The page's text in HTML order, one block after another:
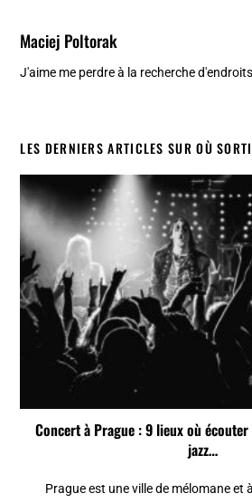
Maciej Poltorak
J'aime me perdre à la recherche
LES DERNIERS ARTICLES SUR OÙ
Concert à Prague : 9 lieux où
jazz…
Prague est une ville de mélomane et